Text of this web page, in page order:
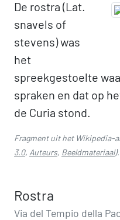
De rostra (Lat.
snavels of
stevens) was
het
spreekgestoelte
spraken en dat op
de Curia stond.
Fragment uit het Wikipedia-
3.0, Auteurs, Beeldmateriaal).
Rostra
Via del Tempio della